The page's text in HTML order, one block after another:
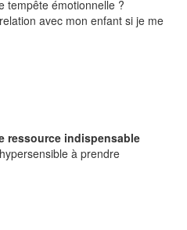
tempête émotionnelle ?
avec mon enfant si je me
ressource indispensable
à prendre